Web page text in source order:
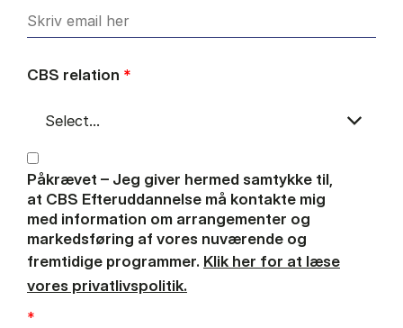
CBS relation *
Påkrævet – Jeg giver hermed samtykke til,
at CBS Efteruddannelse må kontakte mig
med information om arrangementer og
markedsføring af vores nuværende og
fremtidige programmer. Klik her for at læse
vores privatlivspolitik.
*